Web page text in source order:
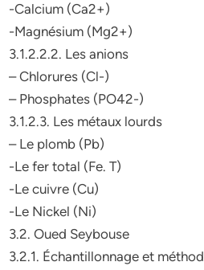
-Calcium (Ca2+)
-Magnésium (Mg2+)
3.1.2.2.2. Les anions
– Chlorures (Cl-)
– Phosphates (PO42-)
3.1.2.3. Les métaux lourds
– Le plomb (Pb)
-Le fer total (Fe. T)
-Le cuivre (Cu)
-Le Nickel (Ni)
3.2. Oued Seybouse
3.2.1. Échantillonnage et